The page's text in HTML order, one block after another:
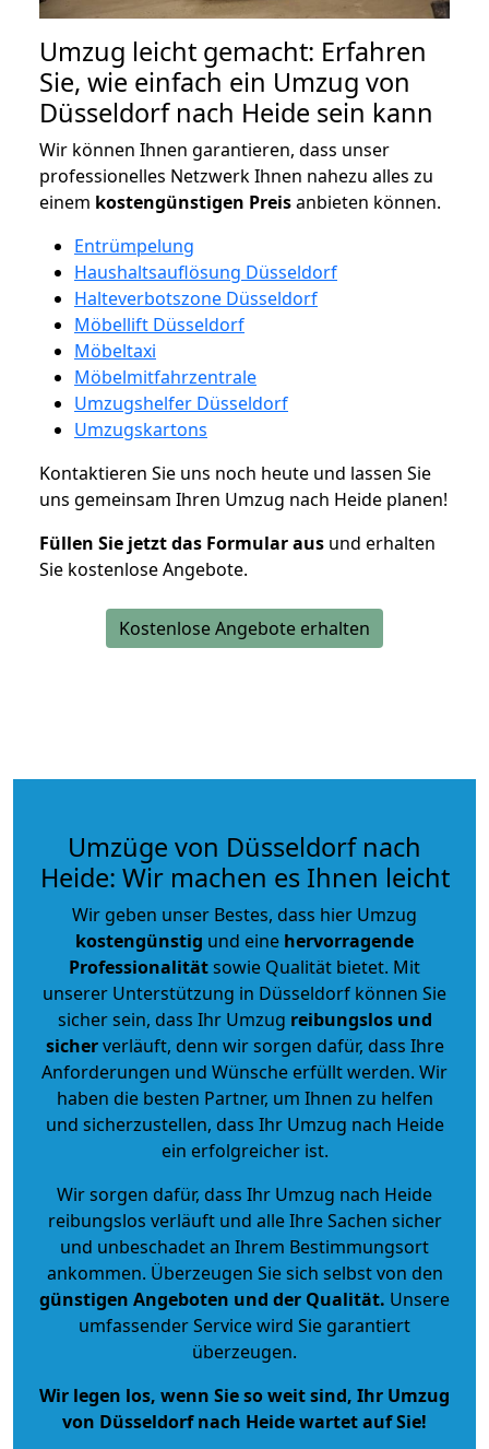
Umzug leicht gemacht: Erfahren
Sie, wie einfach ein Umzug von
Düsseldorf nach Heide sein kann
Wir können Ihnen garantieren, dass unser
professionelles Netzwerk Ihnen nahezu alles zu
einem kostengünstigen Preisanbieten können.
Entrümpelung
Haushaltsauflösung Düsseldorf
Halteverbotszone Düsseldorf
Möbellift Düsseldorf
Möbeltaxi
Möbelmitfahrzentrale
Umzugshelfer Düsseldorf
Umzugskartons
Kontaktieren Sie uns noch heute und lassen Sie
uns gemeinsam Ihren Umzug nach Heide planen!
Füllen Sie jetzt das Formular aus und erhalten
Sie kostenlose Angebote.
Kostenlose Angebote erhalten
Umzüge von Düsseldorf nach
Heide: Wir machen es Ihnen leicht
Wir geben unser Bestes, dass hier Umzug
kostengünstig und eine hervorragende
Professionalitätsowie Qualität bietet. Mit
unserer Unterstützung in Düsseldorf können Sie
sicher sein, dass Ihr Umzug reibungslos und
sicherverläuft, denn wir sorgen dafür, dass Ihre
Anforderungen und Wünsche erfüllt werden. Wir
haben die besten Partner, um Ihnen zu helfen
und sicherzustellen, dass Ihr Umzug nach Heide
ein erfolgreicher ist.
Wir sorgen dafür, dass Ihr Umzug nach Heide
reibungslos verläuft und alle Ihre Sachen sicher
und unbeschadet an Ihrem Bestimmungsort
ankommen. Überzeugen Sie sich selbst von den
günstigen Angeboten und der Qualität. Unsere
umfassender Service wird Sie garantiert
überzeugen.
Wir legen los, wenn Sie so weit sind, Ihr Umzug
von Düsseldorf nach Heide wartet auf Sie!